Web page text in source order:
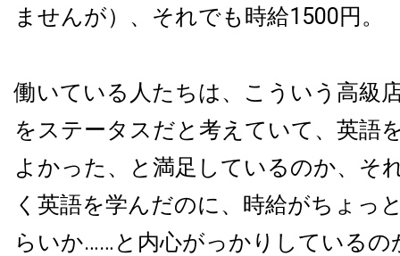
ませんが）、それでも時給1500円。
働いている人たちは、こういう高級
をステータスだと考えていて、英語
よかった、と満足しているのか、そ
く英語を学んだのに、時給がちょっ
らいか……と内心がっかりしているの